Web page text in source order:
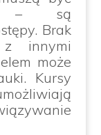
– są
Brak
z innymi
może
Kursy